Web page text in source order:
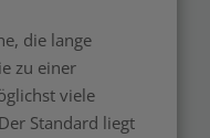
die lange
zu einer
viele
Standard liegt